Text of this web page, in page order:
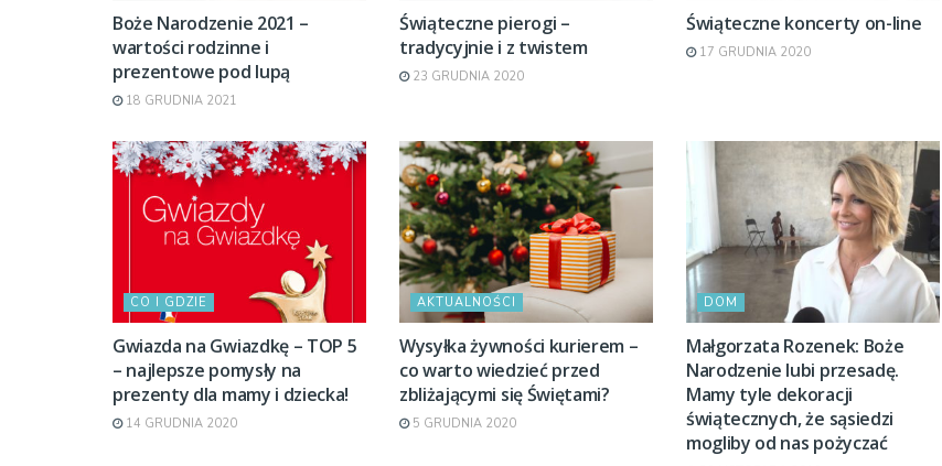
Boże Narodzenie 2021 –
wartości rodzinne i
prezentowe pod lupą
18 GRUDNIA 2021
Świąteczne pierogi –
tradycyjnie i z twistem
23 GRUDNIA 2020
Świąteczne koncerty on-line
17 GRUDNIA 2020
CO I GDZIE
Gwiazda na Gwiazdkę – TOP 5
– najlepsze pomysły na
prezenty dla mamy i dziecka!
14 GRUDNIA 2020
AKTUALNOŚCI
Wysyłka żywności kurierem –
co warto wiedzieć przed
zbliżającymi się Świętami?
5 GRUDNIA 2020
DOM
Małgorzata Rozenek: Boże
Narodzenie lubi przesadę.
Mamy tyle dekoracji
świątecznych, że sąsiedzi
mogliby od nas pożyczać